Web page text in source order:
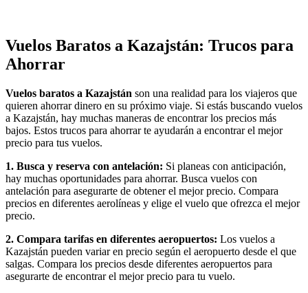
Vuelos Baratos a Kazajstán: Trucos para
Ahorrar
Vuelos baratos a Kazajstán son una realidad para los viajeros que
quieren ahorrar dinero en su próximo viaje. Si estás buscando vuelos
a Kazajstán, hay muchas maneras de encontrar los precios más
bajos. Estos trucos para ahorrar te ayudarán a encontrar el mejor
precio para tus vuelos.
1. Busca y reserva con antelación: Si planeas con anticipación,
hay muchas oportunidades para ahorrar. Busca vuelos con
antelación para asegurarte de obtener el mejor precio. Compara
precios en diferentes aerolíneas y elige el vuelo que ofrezca el mejor
precio.
2. Compara tarifas en diferentes aeropuertos: Los vuelos a
Kazajstán pueden variar en precio según el aeropuerto desde el que
salgas. Compara los precios desde diferentes aeropuertos para
asegurarte de encontrar el mejor precio para tu vuelo.